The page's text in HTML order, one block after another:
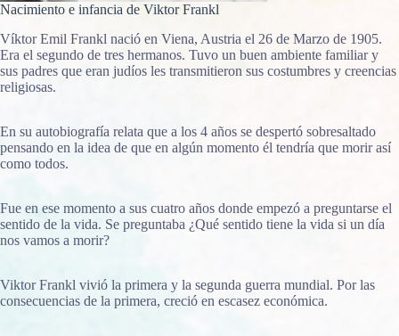
Nacimiento e infancia de Viktor Frankl
Víktor Emil Frankl nació en Viena, Austria el 26 de Marzo de 1905.
Era el segundo de tres hermanos. Tuvo un buen ambiente familiar y
sus padres que eran judíos les transmitieron sus costumbres y creencias
religiosas.
En su autobiografía relata que a los 4 años se despertó sobresaltado
pensando en la idea de que en algún momento él tendría que morir así
como todos.
Fue en ese momento a sus cuatro años donde empezó a preguntarse el
sentido de la vida. Se preguntaba ¿Qué sentido tiene la vida si un día
nos vamos a morir?
Viktor Frankl vivió la primera y la segunda guerra mundial. Por las
consecuencias de la primera, creció en escasez económica.